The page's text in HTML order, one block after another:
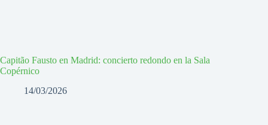
Capitão Fausto en Madrid: concierto redondo en la Sala
Copérnico
14/03/2026